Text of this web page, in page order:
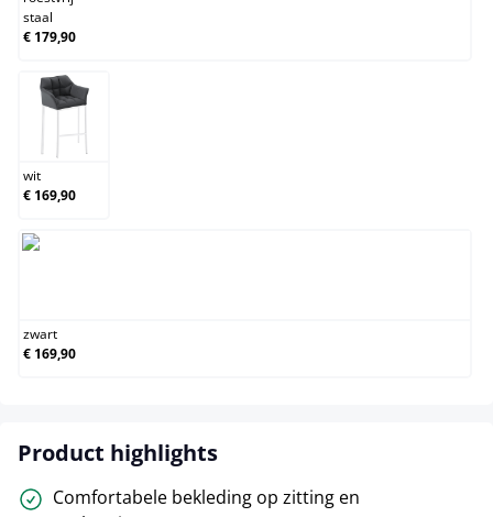
staal
€ 179,90
wit
wit
€ 169,90
zwart
€ 169,90
Product highlights
Comfortabele bekleding op zitting en